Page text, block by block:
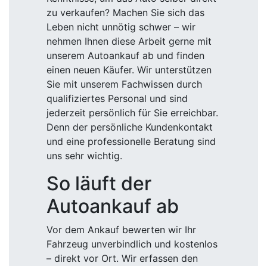
zu verkaufen? Machen Sie sich das
Leben nicht unnötig schwer – wir
nehmen Ihnen diese Arbeit gerne mit
unserem Autoankauf ab und finden
einen neuen Käufer. Wir unterstützen
Sie mit unserem Fachwissen durch
qualifiziertes Personal und sind
jederzeit persönlich für Sie erreichbar.
Denn der persönliche Kundenkontakt
und eine professionelle Beratung sind
uns sehr wichtig.
So läuft der
Autoankauf ab
Vor dem Ankauf bewerten wir Ihr
Fahrzeug unverbindlich und kostenlos
– direkt vor Ort. Wir erfassen den